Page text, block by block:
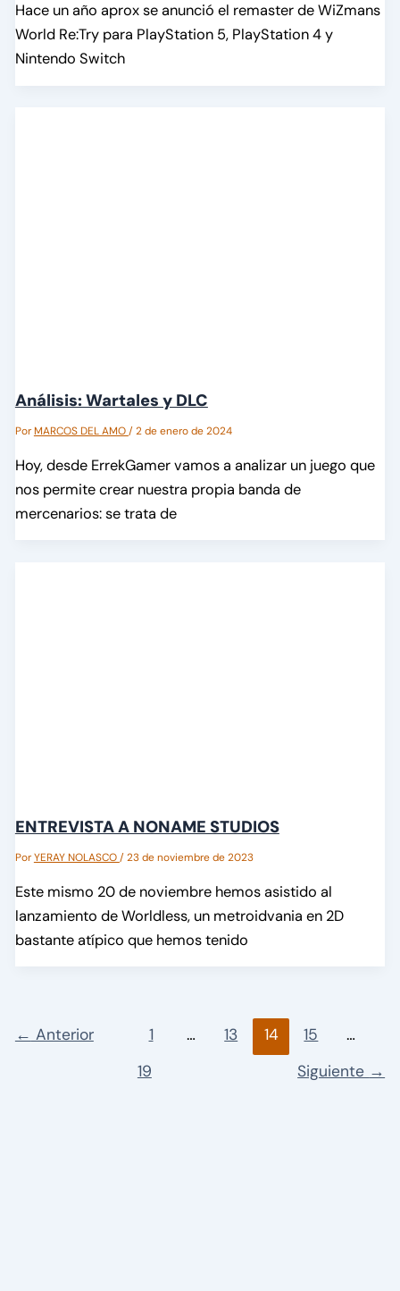
Hace un año aprox se anunció el remaster de WiZmans
World Re:Try para PlayStation 5, PlayStation 4 y
Nintendo Switch
Análisis: Wartales y DLC
PorMARCOS DEL AMO/2 de enero de 2024
Hoy, desde ErrekGamer vamos a analizar un juego que
nos permite crear nuestra propia banda de
mercenarios: se trata de
ENTREVISTA A NONAME STUDIOS
PorYERAY NOLASCO/23 de noviembre de 2023
Este mismo 20 de noviembre hemos asistido al
lanzamiento de Worldless, un metroidvania en 2D
bastante atípico que hemos tenido
← Anterior 1 … 13 14 15
…
19
Siguiente →